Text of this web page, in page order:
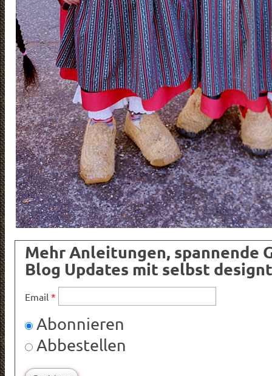
Mehr Anleitungen, spannende
Blog Updates mit selbst
Email*
Abonnieren
Abbestellen